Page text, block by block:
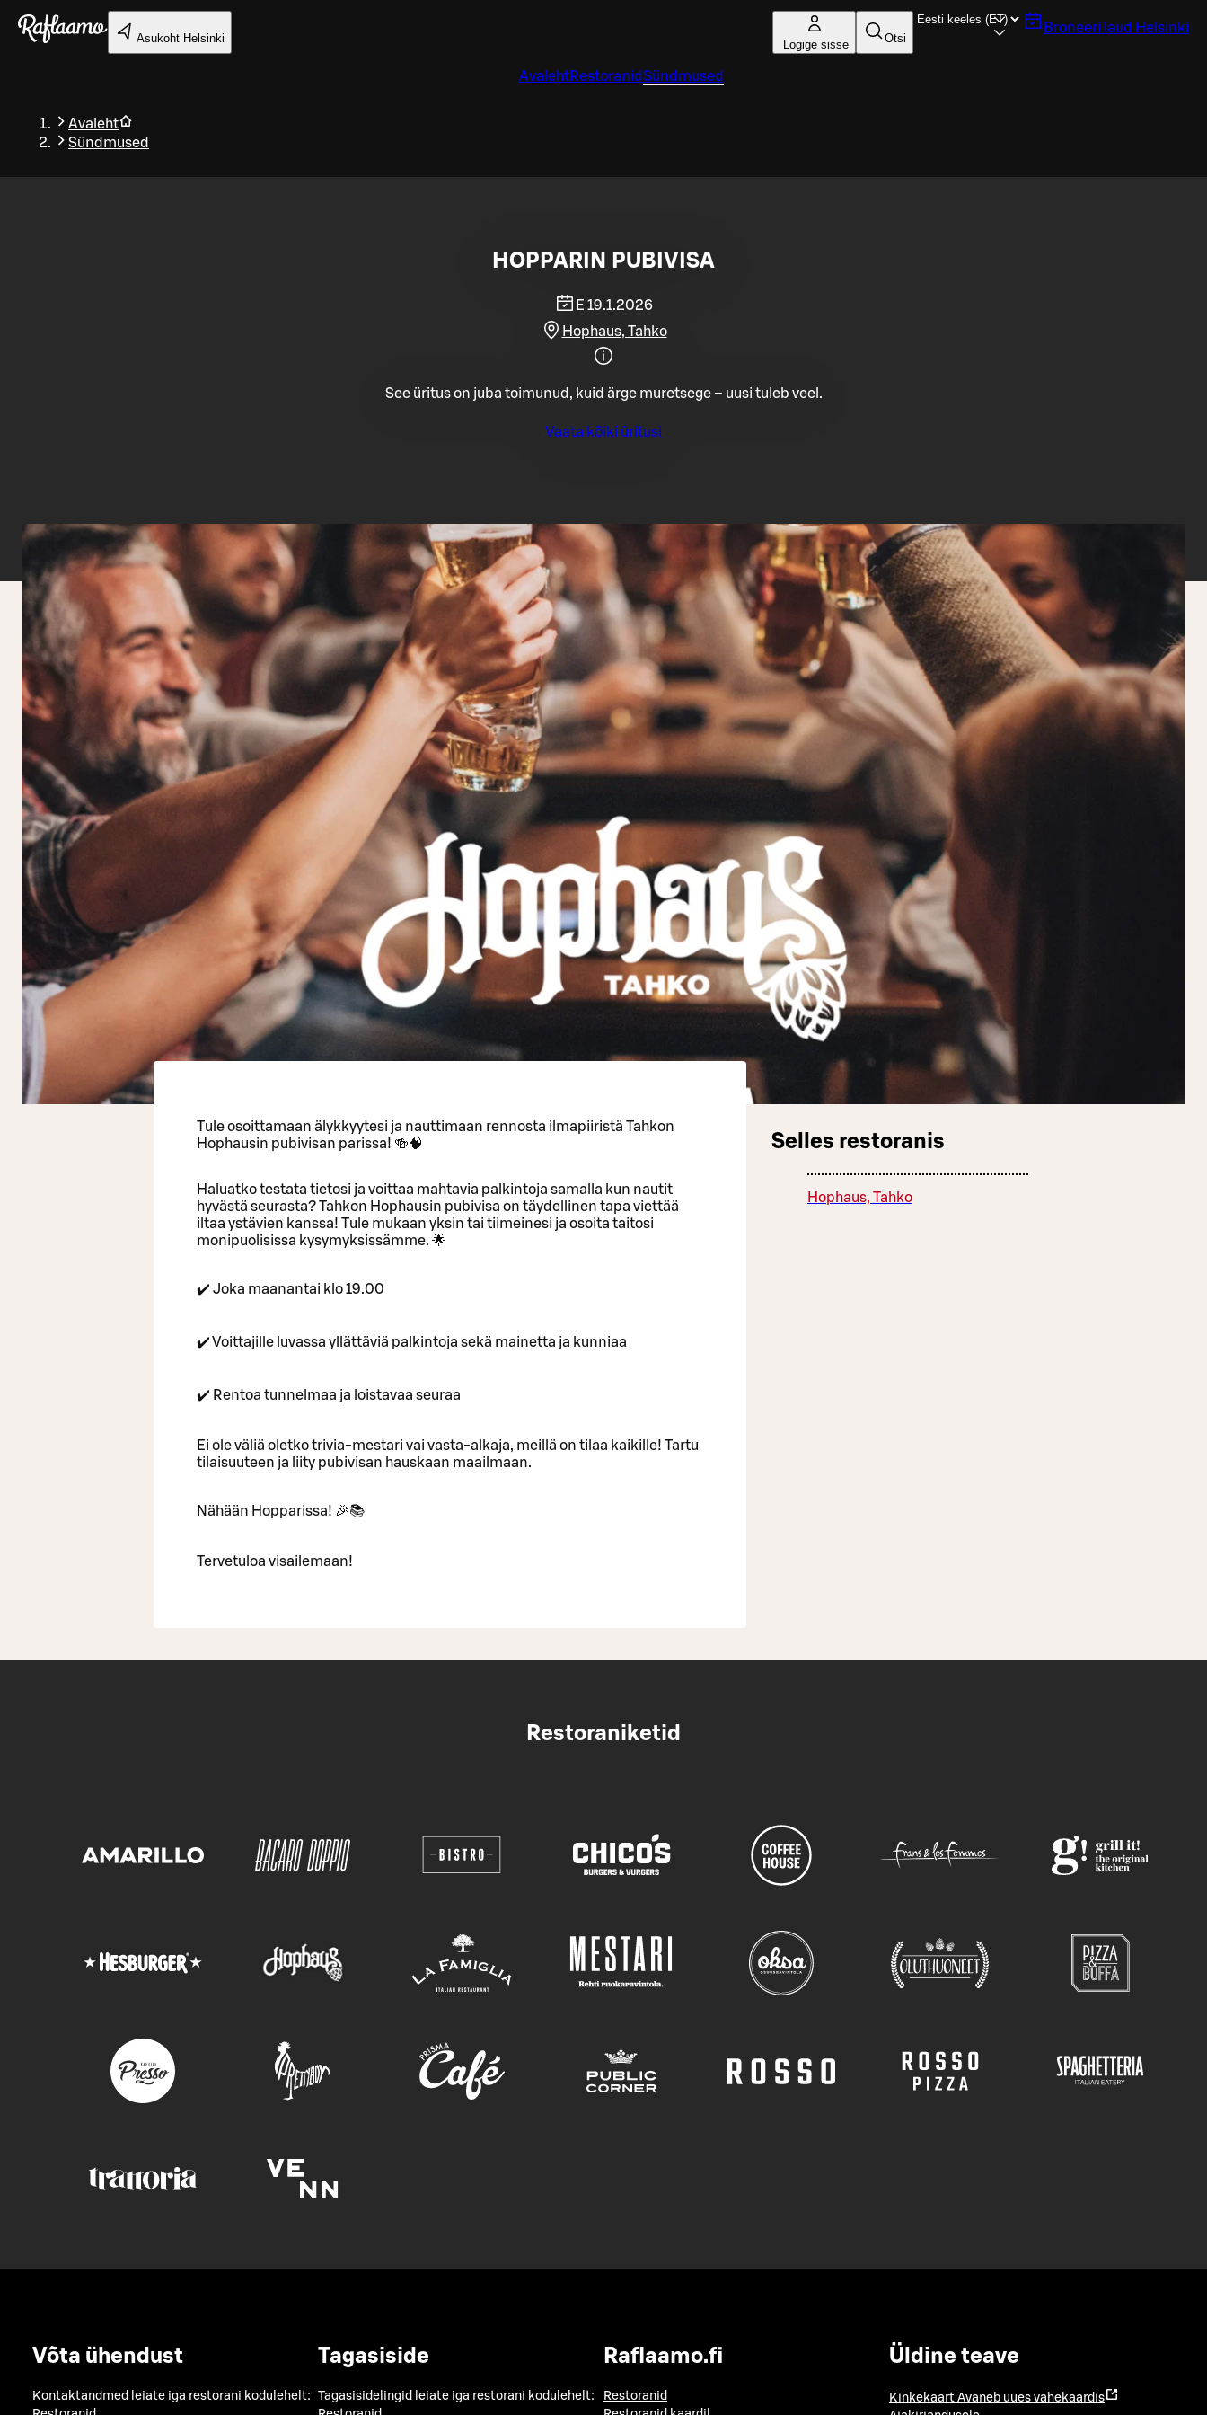
Liigu peamise sisu juurde
Asukoht Helsinki Logige sisse Otsi
Broneeri laud Helsinki
AvalehtRestoranidSündmused
Avaleht
Sündmused
Tagasi
HOPPARIN PUBIVISA
E 19.1.2026
Hophaus, Tahko
See üritus on juba toimunud, kuid ärge muretsege – uusi tuleb veel.
Vaata kõiki üritusi
Tule osoittamaan älykkyytesi ja nauttimaan rennosta ilmapiiristä Tahkon
Hophausin pubivisan parissa! 🍻🧠
Haluatko testata tietosi ja voittaa mahtavia palkintoja samalla kun nautit
hyvästä seurasta? Tahkon Hophausin pubivisa on täydellinen tapa viettää
iltaa ystävien kanssa! Tule mukaan yksin tai tiimeinesi ja osoita taitosi
monipuolisissa kysymyksissämme. 🌟
✔️ Joka maanantai klo 19.00
✔️ Voittajille luvassa yllättäviä palkintoja sekä mainetta ja kunniaa
✔️ Rentoa tunnelmaa ja loistavaa seuraa
Ei ole väliä oletko trivia-mestari vai vasta-alkaja, meillä on tilaa kaikille! Tartu
tilaisuuteen ja liity pubivisan hauskaan maailmaan.
Nähään Hopparissa! 🎉📚
Tervetuloa visailemaan!
Selles restoranis
Hophaus, Tahko
Restoraniketid
Võta ühendust
Kontaktandmed leiate iga restorani kodulehelt:
Tagasiside
Tagasisidelingid leiate iga restorani kodulehelt:
Raflaamo.fi
Restoranid
Üldine teave
Kinkekaart Avaneb uues vahekaardis